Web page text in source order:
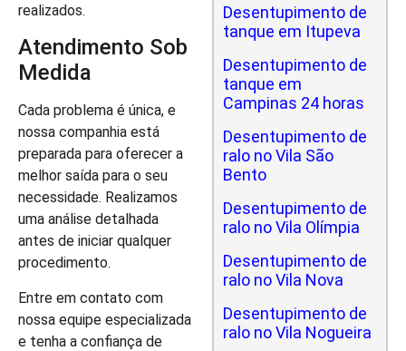
realizados.
Atendimento Sob
Medida
Cada problema é única, e
nossa companhia está
preparada para oferecer a
melhor saída para o seu
necessidade. Realizamos
uma análise detalhada
antes de iniciar qualquer
procedimento.
Entre em contato com
nossa equipe especializada
e tenha a confiança de
Desentupimento de
tanque em Itupeva
Desentupimento de
tanque em
Campinas 24 horas
Desentupimento de
ralo no Vila São
Bento
Desentupimento de
ralo no Vila Olímpia
Desentupimento de
ralo no Vila Nova
Desentupimento de
ralo no Vila Nogueira